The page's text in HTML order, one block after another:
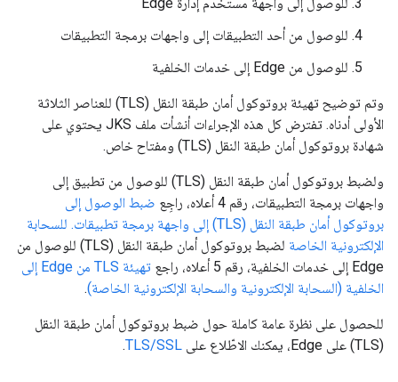
للوصول من أحد التطبيقات إلى واجهات برمجة التطبيقات
للوصول من Edge إلى خدمات الخلفية
وتم توضيح تهيئة بروتوكول أمان طبقة النقل (TLS) للعناصر الثلاثة
الأولى أدناه. تفترض كل هذه الإجراءات أنشأت ملف JKS يحتوي على
شهادة بروتوكول أمان طبقة النقل (TLS) ومفتاح خاص.
ولضبط بروتوكول أمان طبقة النقل (TLS) للوصول من تطبيق إلى
واجهات برمجة التطبيقات، رقم 4 أعلاه، راجِع
ضبط الوصول إلى
بروتوكول أمان طبقة النقل (TLS) إلى واجهة برمجة تطبيقات. للسحابة
الإلكترونية الخاصة
لضبط بروتوكول أمان طبقة النقل (TLS) للوصول من
Edge إلى خدمات الخلفية، رقم 5 أعلاه، راجع
تهيئة TLS من Edge إلى
الخلفية (السحابة الإلكترونية والسحابة الإلكترونية الخاصة).
للحصول على نظرة عامة كاملة حول ضبط بروتوكول أمان طبقة النقل
(TLS) على Edge، يمكنك الاطّلاع على
TLS/SSL
.